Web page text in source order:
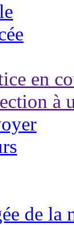
en
à
de la